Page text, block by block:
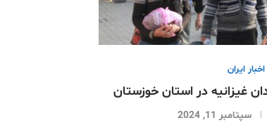
اخبار ایران
غیزانیه در استان خوزستان
سپتامبر 11, 2024